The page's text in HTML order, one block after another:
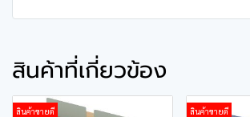
สินค้าที่เกี่ยวข้อง
สินค้าขายดี สินค้าขายดี